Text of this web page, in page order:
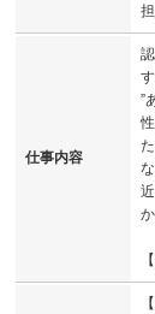
仕事内容
す
”
か